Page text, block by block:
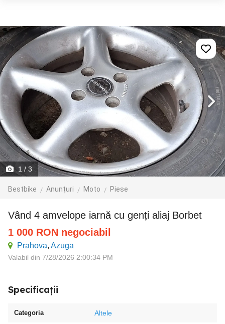
1 / 3
Bestbike Anunțuri Moto Piese
Vând 4 amvelope iarnă cu genți aliaj Borbet
1 000 RON negociabil
Prahova, Azuga
Valabil din 7/28/2026 2:00:34 PM
Specificații
Categoria Altele